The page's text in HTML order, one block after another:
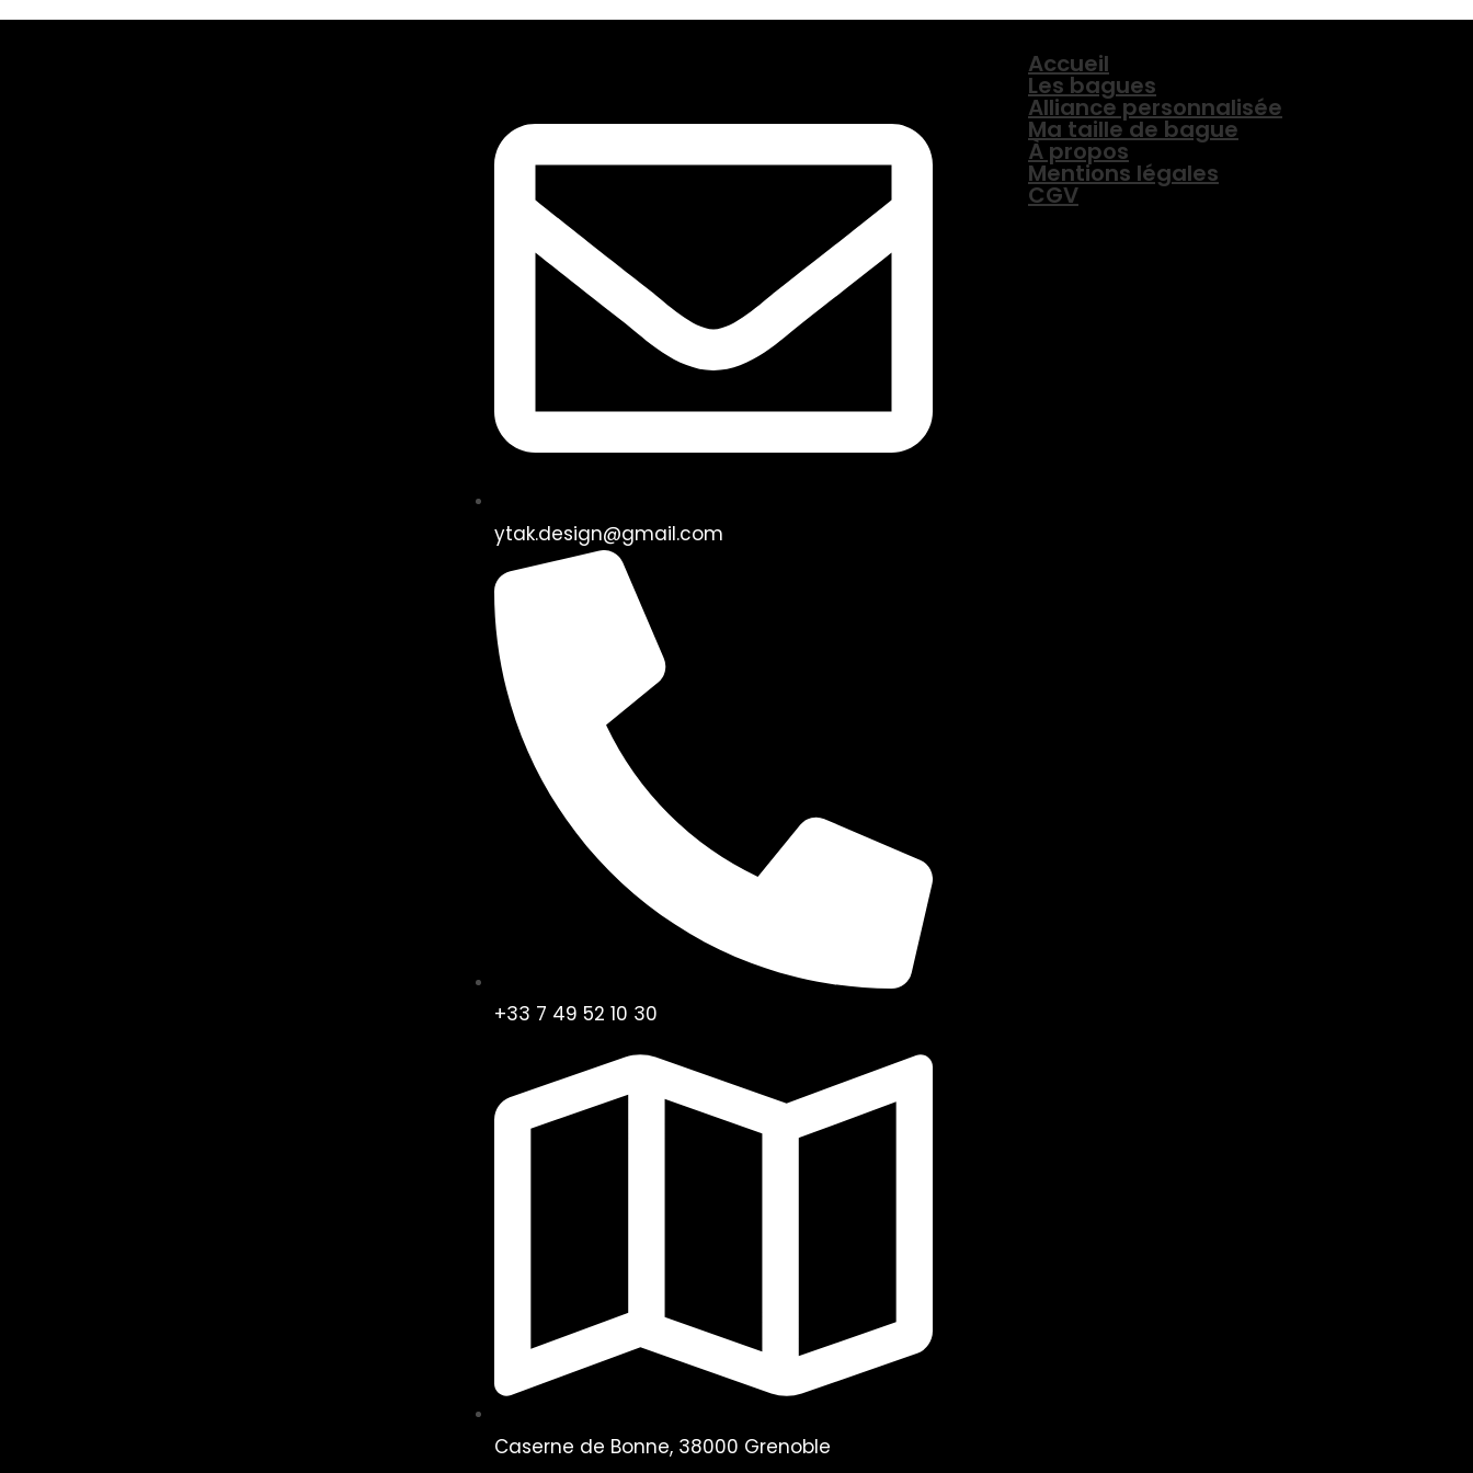
ytak.design@gmail.com
+33 7 49 52 10 30
Caserne de Bonne, 38000 Grenoble
Accueil
Les bagues
Alliance personnalisée
Ma taille de bague
À propos
Mentions légales
CGV